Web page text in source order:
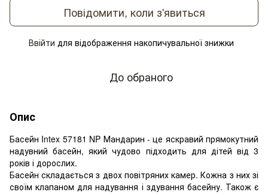
Повідомити, коли з'явиться
Ввійти для відображення накопичувальної знижки
До обраного
Опис
Басейн Intex 57181 NP Мандарин - це яскравий прямокутний
надувний басейн, який чудово підходить для дітей від 3
років і дорослих.
Басейн складається з двох повітряних камер. Кожна з них зі
своїм клапаном для надування і здування басейну. Також є